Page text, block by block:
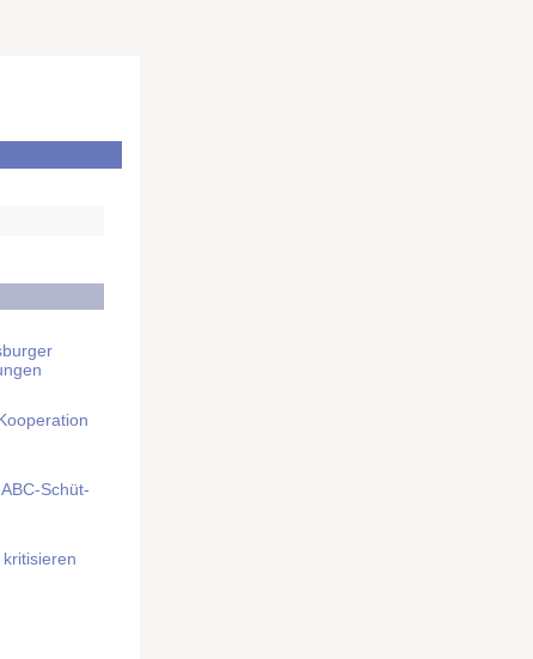
Schüt­